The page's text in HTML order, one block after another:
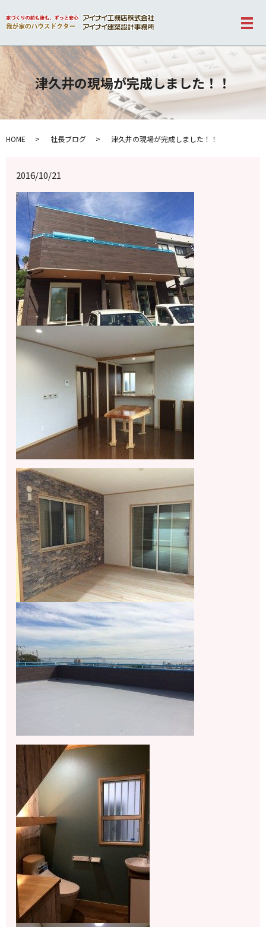
メ
津久井の現場が完成しました！！
HOME 社長ブログ 津久井の現場が完成しました！！
2016/10/21